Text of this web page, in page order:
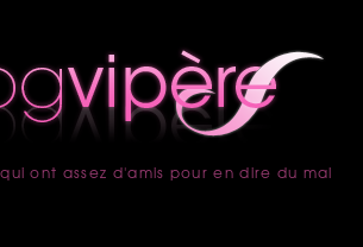
ont assez d'amis pour en dire du mal